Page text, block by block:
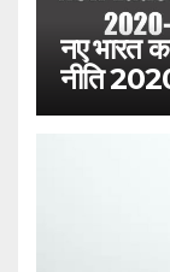
नए भारत
नीति